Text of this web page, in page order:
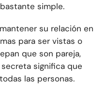
simple.
su relación en
para ser vistas o
que son pareja,
significa que
las personas.